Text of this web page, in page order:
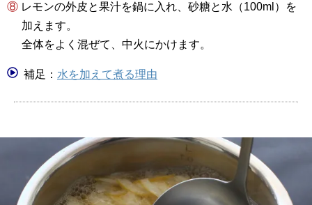
⑧ レモンの外皮と果汁を鍋に入れ、砂糖と水（100ml）を
加えます。
全体をよく混ぜて、中火にかけます。
補足： 水を加えて煮る理由